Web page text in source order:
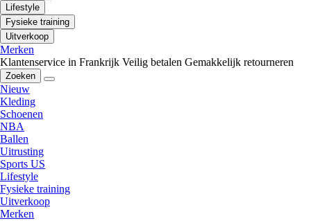
Lifestyle
Fysieke training
Uitverkoop
Merken
Klantenservice in Frankrijk Veilig betalen Gemakkelijk retourneren
Zoeken
Nieuw
Kleding
Schoenen
NBA
Ballen
Uitrusting
Sports US
Lifestyle
Fysieke training
Uitverkoop
Merken